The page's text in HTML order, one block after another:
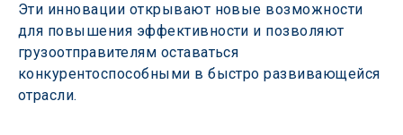
Эти инновации открывают новые возможности
для повышения эффективности и позволяют
грузоотправителям оставаться
конкурентоспособными в быстро развивающейся
отрасли.